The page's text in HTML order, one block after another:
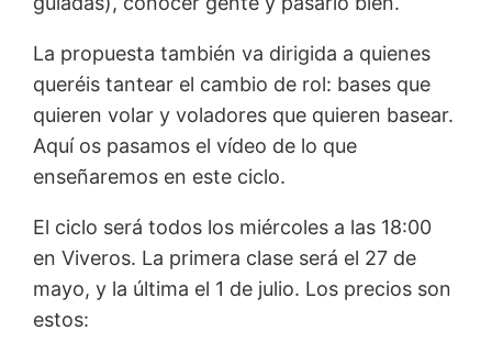
La propuesta también va dirigida a quienes
queréis tantear el cambio de rol: bases que
quieren volar y voladores que quieren basear.
Aquí os pasamos el vídeo de lo que
enseñaremos en este ciclo.
El ciclo será todos los miércoles a las 18:00
en Viveros. La primera clase será el 27 de
mayo, y la última el 1 de julio. Los precios son
estos: